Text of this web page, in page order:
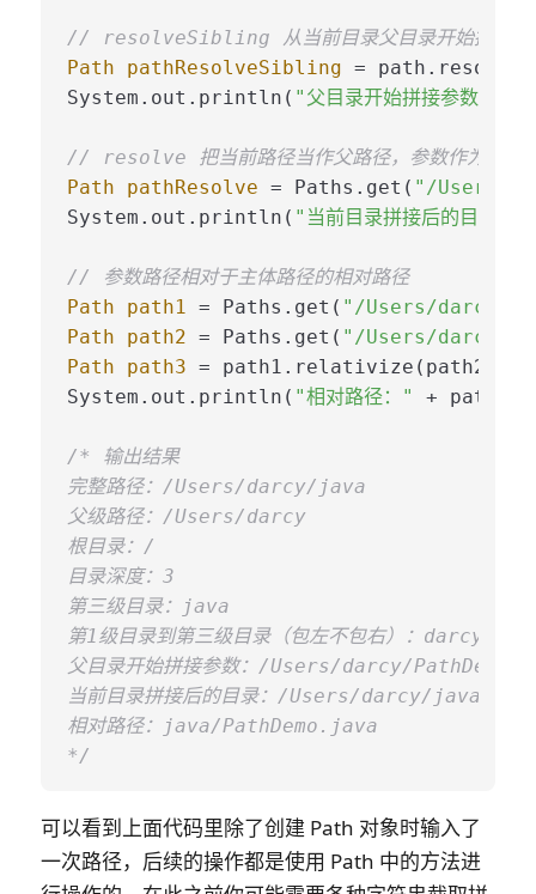
// resolveSibling 从当前目录父目录开始拼接目
Path
pathResolveSibling =
System.out.println( "父目录开始拼接参数："
// resolve 把当前路径当作父路径，参数作为子目
Path
pathResolve = Paths.get( "/Users/
System.out.println( "当前目录拼接后的目录："
// 参数路径相对于主体路径的相对路径
Path
path1 = Paths.get( "/Users/darcy/"
Path
path2 = Paths.get( "/Users/darcy/
Path
path3 = path1.relativize(path2);
System.out.println( "相对路径：" +
/* 输出结果
完整路径：/Users/darcy/java
父级路径：/Users/darcy
根目录：/
目录深度：3
第三级目录：java
第1级目录到第三级目录（包左不包右）：darcy/
父目录开始拼接参数：/Users/darcy/
当前目录拼接后的目录：/Users/darcy/java/
相对路径：java/PathDemo.java
*/
可以看到上面代码里除了创建 Path 对象时输入了
一次路径，后续的操作都是使用 Path 中的方法进